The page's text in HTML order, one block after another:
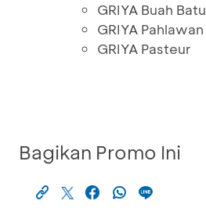
GRIYA Buah Batu
GRIYA Pahlawan
GRIYA Pasteur
Bagikan Promo Ini